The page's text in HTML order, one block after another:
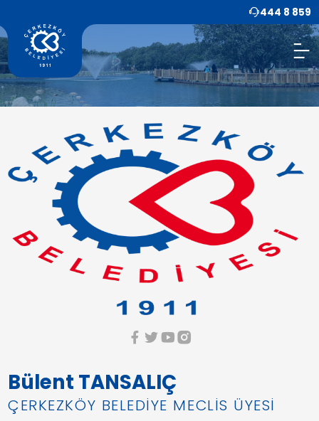
444 8 859
Bülent TANSALIÇ
ÇERKEZKÖY BELEDİYE MECLİS ÜYESİ